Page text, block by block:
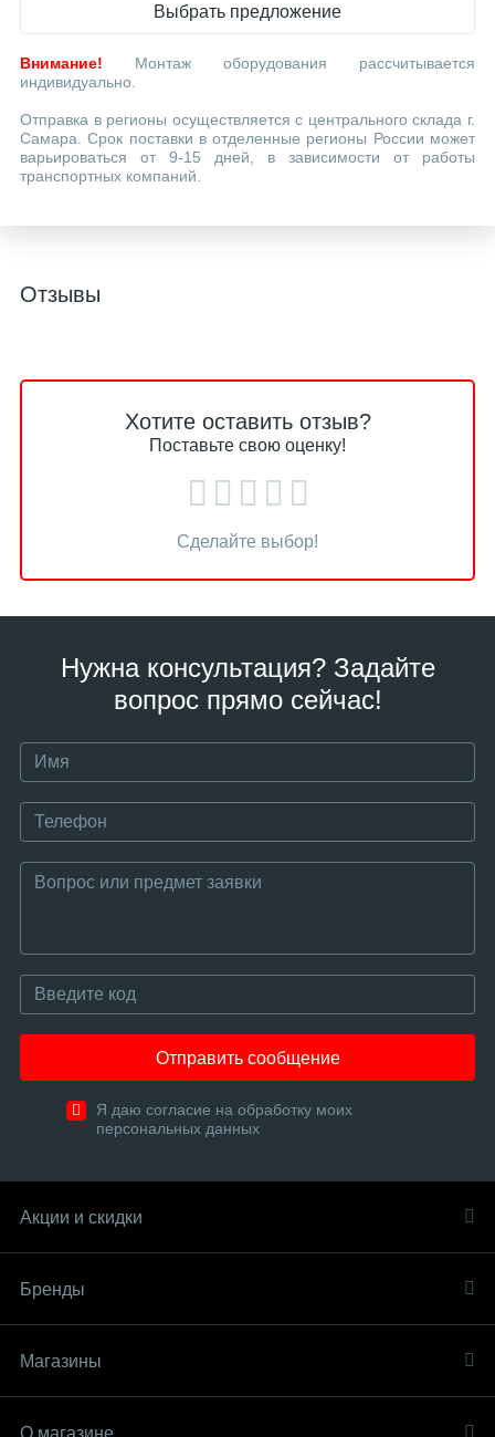
Выбрать предложение
Внимание! Монтаж оборудования рассчитывается
индивидуально.
Отправка в регионы осуществляется с центрального склада г.
Самара. Срок поставки в отделенные регионы России может
варьироваться от 9-15 дней, в зависимости от работы
транспортных компаний.
Отзывы
Хотите оставить отзыв?
Поставьте свою оценку!
Сделайте выбор!
Нужна консультация? Задайте
вопрос прямо сейчас!
Отправить сообщение
Я даю согласие на обработку моих
персональных данных
Акции и скидки
Бренды
Магазины
О магазине